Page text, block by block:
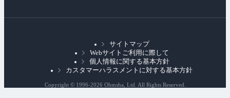
ン
サイトマップ
Webサイトご利用に際して
個人情報に関する基本方針
カスタマーハラスメントに対する基本方針
Copyright © 1996-2026 Ohmsha, Ltd. All Rights Reserved.